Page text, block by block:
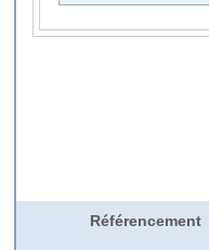
Référencement